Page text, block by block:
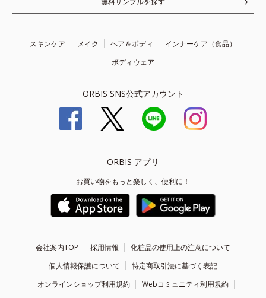
スキンケア メイク ヘア＆ボディ
インナーケア（食品）
ボディウェア
ORBIS SNS公式アカウント
ORBIS アプリ
お買い物をもっと楽しく、便利に！
会社案内TOP 採用情報
化粧品の使用上の注意について
個人情報保護について
特定商取引法に基づく表記
オンラインショップ利用規約
Webコミュニティ利用規約